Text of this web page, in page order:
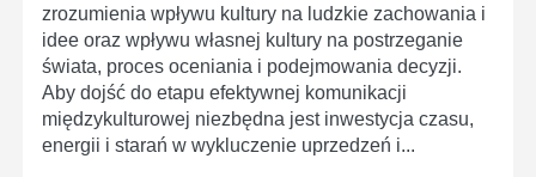
zrozumienia wpływu kultury na ludzkie zachowania i
idee oraz wpływu własnej kultury na postrzeganie
świata, proces oceniania i podejmowania decyzji.
Aby dojść do etapu efektywnej komunikacji
międzykulturowej niezbędna jest inwestycja czasu,
energii i starań w wykluczenie uprzedzeń i...